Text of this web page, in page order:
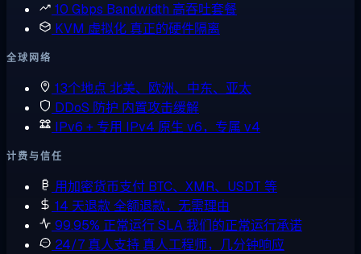
10 Gbps Bandwidth 高吞吐套餐
KVM 虚拟化 真正的硬件隔离
全球网络
13个地点 北美、欧洲、中东、亚太
DDoS 防护 内置攻击缓解
IPv6 + 专用 IPv4 原生 v6，专属 v4
计费与信任
用加密货币支付 BTC、XMR、USDT 等
14 天退款全额退款，无需理由
99.95% 正常运行 SLA我们的正常运行承诺
24/7 真人支持 真人工程师，几分钟响应